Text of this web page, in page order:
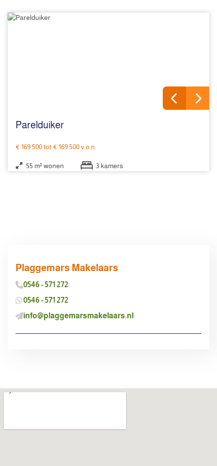
Parelduiker
€ 169.500 tot € 169.500 v.o.n.
55 m² wonen 3 kamers
Plaggemars Makelaars
0546 - 571 272
0546 - 571 272
info@plaggemarsmakelaars.nl